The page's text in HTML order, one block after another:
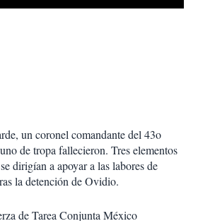
un coronel comandante del 43o
de tropa fallecieron. Tres elementos
dirigían a apoyar a las labores de
la detención de Ovidio.
de Tarea Conjunta México